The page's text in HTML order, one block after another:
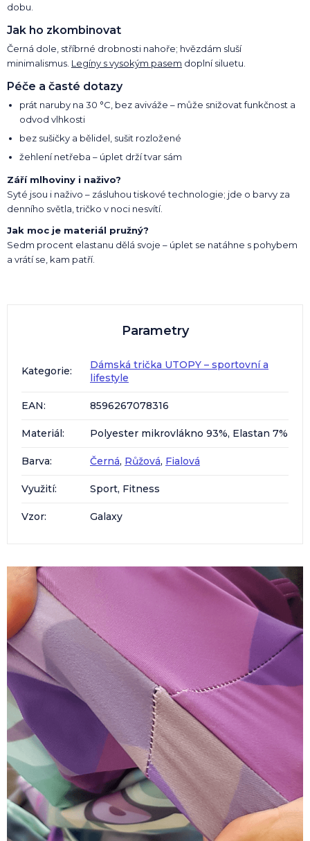
dobu.
Jak ho zkombinovat
Černá dole, stříbrné drobnosti nahoře; hvězdám sluší
minimalismus. Legíny s vysokým pasem doplní siluetu.
Péče a časté dotazy
prát naruby na 30 °C, bez aviváže – může snižovat funkčnost a
odvod vlhkosti
bez sušičky a bělidel, sušit rozložené
žehlení netřeba – úplet drží tvar sám
Září mlhoviny i naživo?
Syté jsou i naživo – zásluhou tiskové technologie; jde o barvy za
denního světla, tričko v noci nesvítí.
Jak moc je materiál pružný?
Sedm procent elastanu dělá svoje – úplet se natáhne s pohybem
a vrátí se, kam patří.
Parametry
Kategorie:
Dámská trička UTOPY – sportovní a
lifestyle
EAN: 8596267078316
Materiál: Polyester mikrovlákno 93%, Elastan 7%
Barva: Černá, Růžová, Fialová
Využití: Sport, Fitness
Vzor: Galaxy